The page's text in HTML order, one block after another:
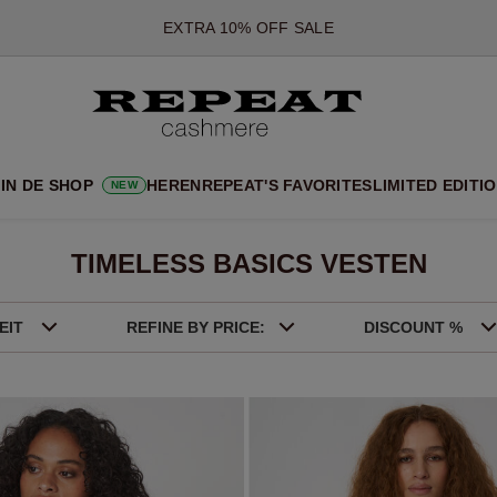
*AANBIEDING IS GELDIG T/M 12 AUGUSTUS 2026
*NIET GELDIG VOOR LIMITED EDITION
*UITZONDERINGEN KUNNEN VAN TOEPASSING ZIJN
NIEUWE CASHMERE COLLECTIE
EXTRA 10% OFF SALE
DE SHOP NEW HERENREPEAT'S FAVORITESLIMITED
TIMELESS BASICS VESTEN
REFINE BY PRICE: DISCOUNT %
Rood